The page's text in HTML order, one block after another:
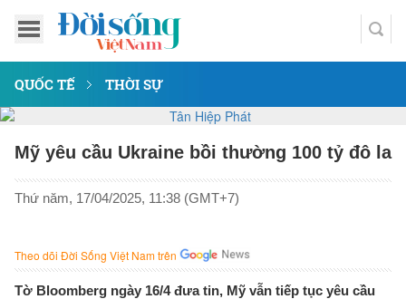
QUỐC TẾ THỜI SỰ
Mỹ yêu cầu Ukraine bồi thường 100 tỷ đô la
Thứ năm, 17/04/2025, 11:38 (GMT+7)
Theo dõi Đời Sống Việt Nam trên
Tờ Bloomberg ngày 16/4 đưa tin, Mỹ vẫn tiếp tục yêu cầu